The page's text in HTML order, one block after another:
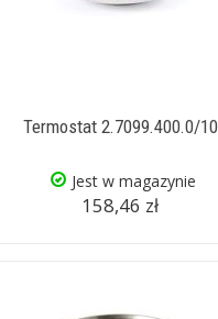
Termostat 2.7099.400.0/10
Jest w magazynie
158,46 zł